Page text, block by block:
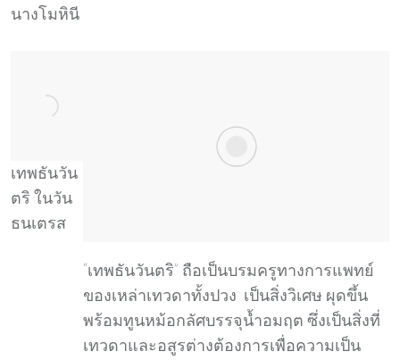
นางโมหินี
เทพธันวัน
ตริ ในวัน
ธนเตรส
“เทพธันวันตริ” ถือเป็นบรมครูทางการแพทย์
ของเหล่าเทวดาทั้งปวง เป็นสิ่งวิเศษ ผุดขึ้น
พร้อมทูนหม้อกลัศบรรจุน้ำอมฤต ซึ่งเป็นสิ่งที่
เทวดาและอสูรต่างต้องการเพื่อความเป็น